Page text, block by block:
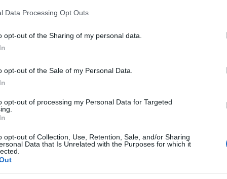
Data Processing Opt Outs
opt-out of the Sharing of my personal data.
opt-out of the Sale of my Personal Data.
opt-out of processing my Personal Data for Targeted
opt-out of Collection, Use, Retention, Sale, and/or Sharing
Data that Is Unrelated with the Purposes for which it
legelismertebb lemeze lett.
hogy annyi éven át hűséges társunk volt basszusgitáron, és